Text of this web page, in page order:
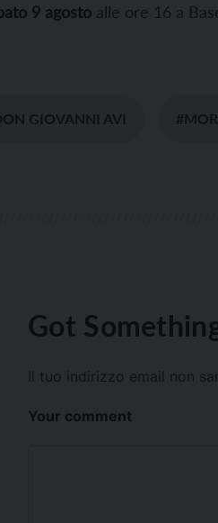
9 agosto alle ore 16 a
GIOVANNI AVI
Got
Il tuo indirizzo email non
Your comment